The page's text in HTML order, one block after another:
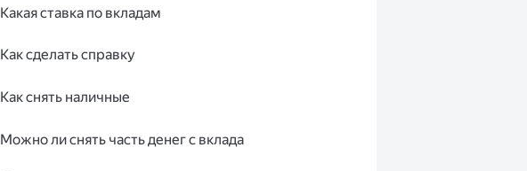
Какая ставка по вкладам
Как сделать справку
Как снять наличные
Можно ли снять часть денег с вклада